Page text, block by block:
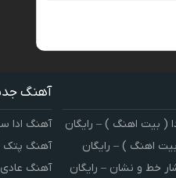
( بیت اهنگ ) – رایگان
اهنگ ) – رایگان
خط و نشان – رایگان
آهنگ
آهنگ ادا
آهنگ پتک
آهنگ